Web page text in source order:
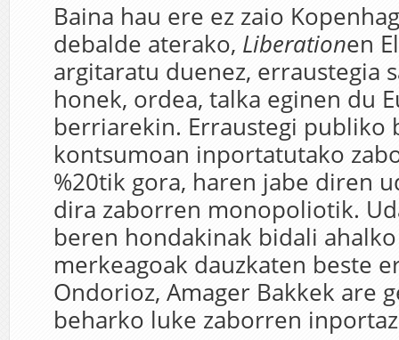
Baina hau ere ez zaio
debalde aterako, Liberationen
argitaratu duenez, erraustegia
honek, ordea, talka eginen du
berriarekin. Erraustegi publiko
kontsumoan inportatutako
%20tik gora, haren jabe diren
dira zaborren monopoliotik.
beren hondakinak bidali
merkeagoak dauzkaten beste
Ondorioz, Amager Bakkek are
beharko luke zaborren